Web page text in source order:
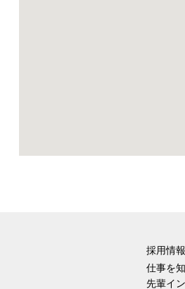
採用情報
仕事を
先輩イ